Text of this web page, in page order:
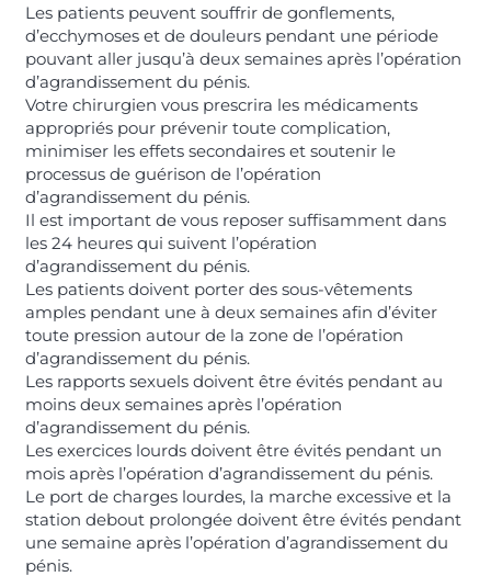
Les patients peuvent souffrir de gonflements,
d’ecchymoses et de douleurs pendant une période
pouvant aller jusqu’à deux semaines après l’opération
d’agrandissement du pénis.
Votre chirurgien vous prescrira les médicaments
appropriés pour prévenir toute complication,
minimiser les effets secondaires et soutenir le
processus de guérison de l’opération
d’agrandissement du pénis.
Il est important de vous reposer suffisamment dans
les 24 heures qui suivent l’opération
d’agrandissement du pénis.
Les patients doivent porter des sous-vêtements
amples pendant une à deux semaines afin d’éviter
toute pression autour de la zone de l’opération
d’agrandissement du pénis.
Les rapports sexuels doivent être évités pendant au
moins deux semaines après l’opération
d’agrandissement du pénis.
Les exercices lourds doivent être évités pendant un
mois après l’opération d’agrandissement du pénis.
Le port de charges lourdes, la marche excessive et la
station debout prolongée doivent être évités pendant
une semaine après l’opération d’agrandissement du
pénis.